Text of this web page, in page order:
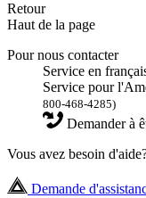
Retour
Haut de la page
Pour nous contacter
Service en
Service pour
800-468-4285)
Demander à
Vous avez besoin
Demande